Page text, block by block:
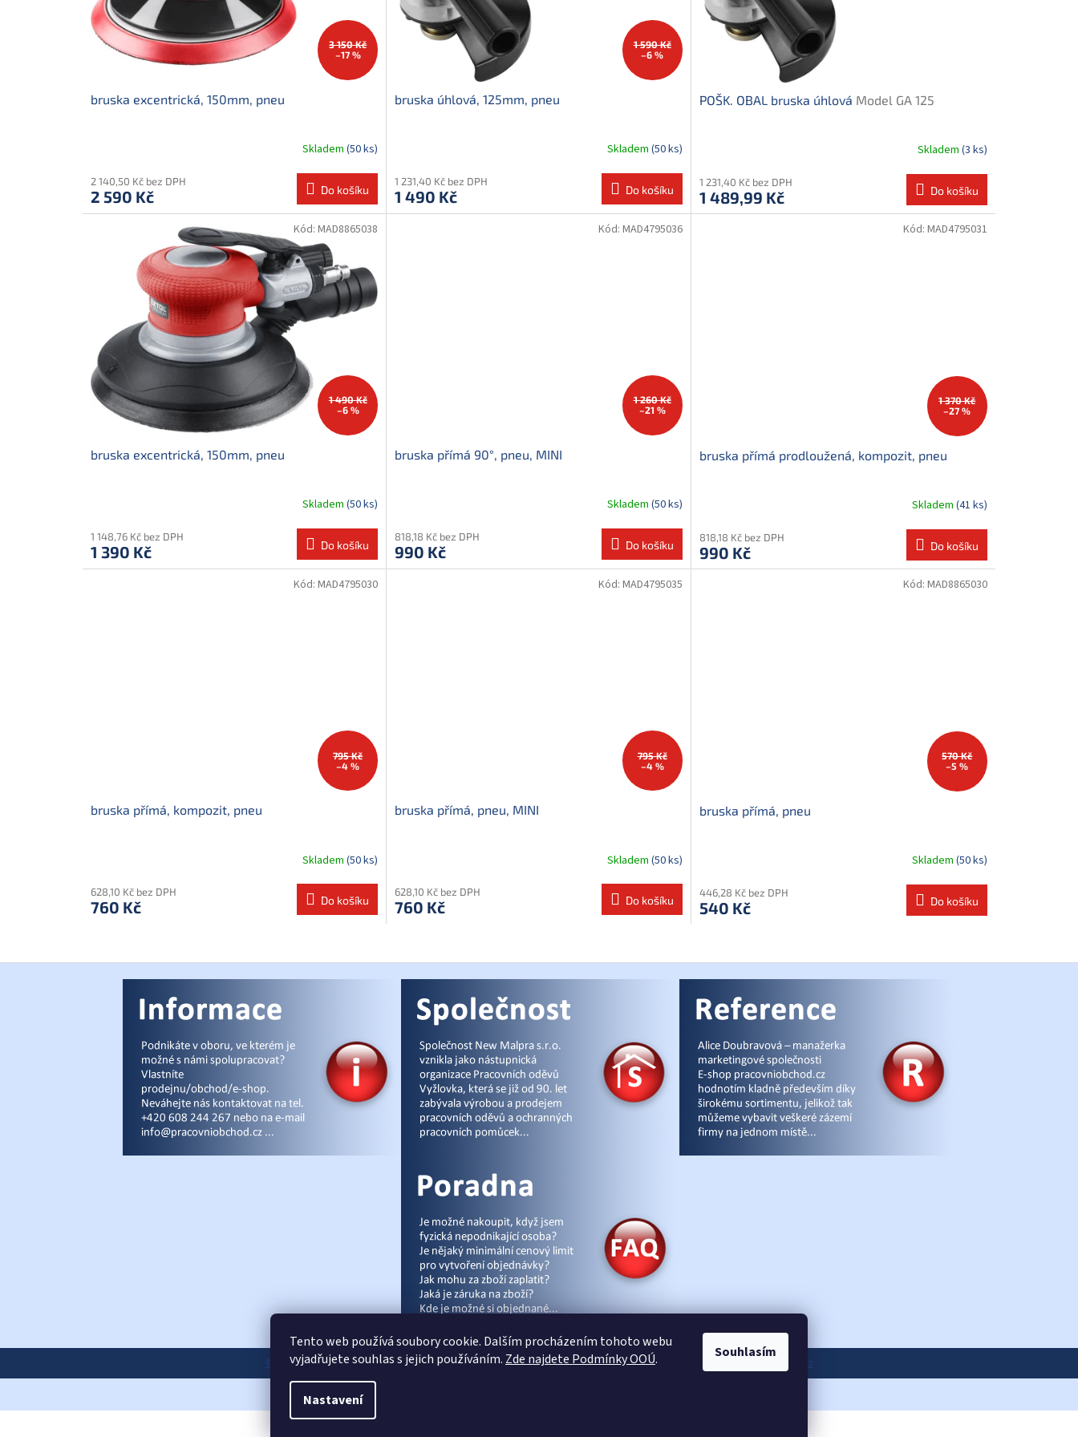
Tento web používá soubory cookie. Dalším procházením tohoto webu
vyjadřujete souhlas s jejich používáním. Zde najdete Podmínky OOÚ.
Nastavení
Souhlasím
3 150 Kč
–17 %
bruska excentrická, 150mm, pneu
Skladem(50 ks)
2 140,50 Kč bez DPH
2 590 Kč Do košíku
1 590 Kč
–6 %
bruska úhlová, 125mm, pneu
Skladem (50 ks)
1 231,40 Kč bez DPH
1 490 Kč Do košíku
POŠK. OBAL bruska úhlová Model GA 125
Skladem (3 ks)
1 231,40 Kč bez DPH
1 489,99 Kč Do košíku
1 490 Kč
–6 %
bruska excentrická, 150mm, pneu
Skladem(50 ks)
1 148,76 Kč bez DPH
1 390 Kč Do košíku
Kód:MAD8865038
1 260 Kč
–21 %
bruska přímá 90°, pneu, MINI
Skladem (50 ks)
818,18 Kč bez DPH
990 Kč Do košíku
Kód: MAD4795036
1 370 Kč
–27 %
bruska přímá prodloužená, kompozit, pneu
Skladem (41 ks)
818,18 Kč bez DPH
990 Kč Do košíku
Kód: MAD4795031
795 Kč
–4 %
bruska přímá, kompozit, pneu
Skladem(50 ks)
628,10 Kč bez DPH
760 Kč Do košíku
Kód:MAD4795030
795 Kč
–4 %
bruska přímá, pneu, MINI
Skladem (50 ks)
628,10 Kč bez DPH
760 Kč Do košíku
Kód: MAD4795035
570 Kč
–5 %
bruska přímá, pneu
Skladem (50 ks)
446,28 Kč bez DPH
540 Kč Do košíku
Kód: MAD8865030
v
l
d
a
í
p
r
v
k
y
u
© Pracovniobchod.cz|Úvod|Malpra|Fieldmann| Ardon|Moleda|Demar|Cerva|Kontakty eshop-joga.cz